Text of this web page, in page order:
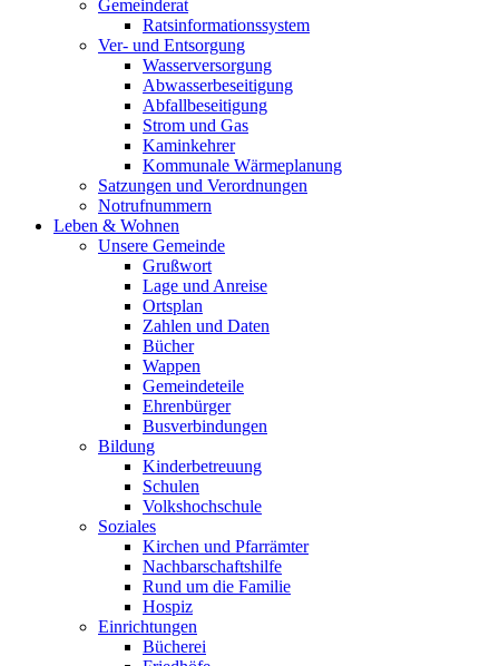
Gemeinderat
Ratsinformationssystem
Ver- und Entsorgung
Wasserversorgung
Abwasserbeseitigung
Abfallbeseitigung
Strom und Gas
Kaminkehrer
Kommunale Wärmeplanung
Satzungen und Verordnungen
Notrufnummern
Leben & Wohnen
Unsere Gemeinde
Grußwort
Lage und Anreise
Ortsplan
Zahlen und Daten
Bücher
Wappen
Gemeindeteile
Ehrenbürger
Busverbindungen
Bildung
Kinderbetreuung
Schulen
Volkshochschule
Soziales
Kirchen und Pfarrämter
Nachbarschaftshilfe
Rund um die Familie
Hospiz
Einrichtungen
Bücherei